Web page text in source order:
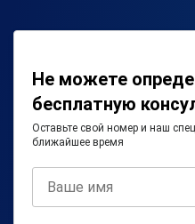
Не можете
бесплатную
Оставьте свой номер и наш
ближайшее время